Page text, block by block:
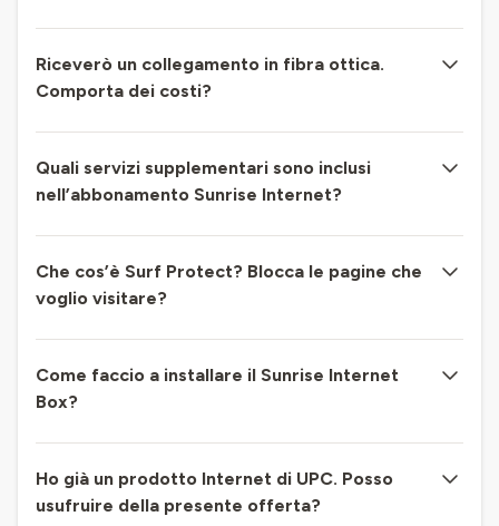
Riceverò un collegamento in fibra ottica.
Comporta dei costi?
Quali servizi supplementari sono inclusi
nell’abbonamento Sunrise Internet?
Che cos’è Surf Protect? Blocca le pagine che
voglio visitare?
Come faccio a installare il Sunrise Internet
Box?
Ho già un prodotto Internet di UPC. Posso
usufruire della presente offerta?